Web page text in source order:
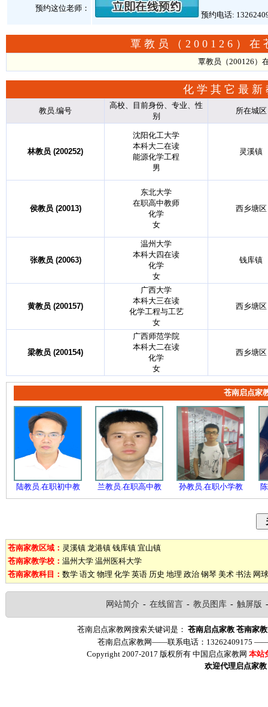
预约这位老师：
预约电话:
覃教员（200126）在
覃教员（200126）
化学其它最
教员.编号
高校、目前身份、专业、性
别
所在城区
林教员 (200252)
沈阳化工大学
本科大二在读
能源化学工程
男
灵溪镇
侯教员 (20013)
东北大学
在职高中教师
化学
女
西乡塘区
张教员 (20063)
温州大学
本科大四在读
化学
女
钱库镇
黄教员 (200157)
广西大学
本科大三在读
化学工程与工艺
女
西乡塘区
梁教员 (200154)
广西师范学院
本科大二在读
化学
女
西乡塘区
苍南启点家
陆教员.在职初中教 兰教员.在职高中教 孙教员.在职小学教
苍南家教区域： 灵溪镇 龙港镇 钱库镇 宜山镇
苍南家教学校： 温州大学 温州医科大学
苍南家教科目： 数学 语文 物理 化学 英语 历史 地理 政治 钢琴 美术 书法 网球
网站简介 - 在线留言 - 教员图库 - 触屏版
苍南启点家教网搜索关键词是： 苍南启点家教 苍南家
苍南启点家教网——联系电话：13262409175
Copyright 2007-2017 版权所有 中国启点家教网 本站
欢迎代理启点家